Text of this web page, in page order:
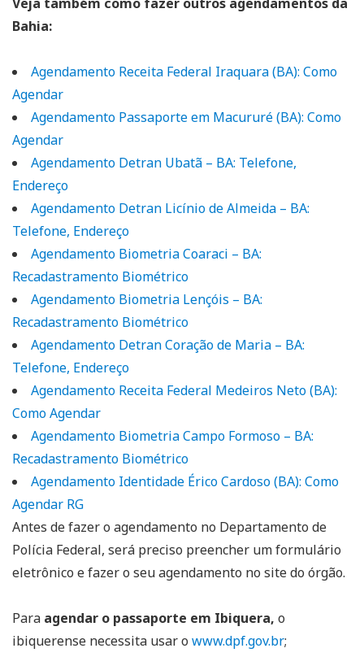
Bahia:
Agendamento Receita Federal Iraquara (BA): Como
Agendar
Agendamento Passaporte em Macururé (BA): Como
Agendar
Agendamento Detran Ubatã – BA: Telefone,
Endereço
Agendamento Detran Licínio de Almeida – BA:
Telefone, Endereço
Agendamento Biometria Coaraci – BA:
Recadastramento Biométrico
Agendamento Biometria Lençóis – BA:
Recadastramento Biométrico
Agendamento Detran Coração de Maria – BA:
Telefone, Endereço
Agendamento Receita Federal Medeiros Neto (BA):
Como Agendar
Agendamento Biometria Campo Formoso – BA:
Recadastramento Biométrico
Agendamento Identidade Érico Cardoso (BA): Como
Agendar RG
Antes de fazer o agendamento no Departamento de
Polícia Federal, será preciso preencher um formulário
eletrônico e fazer o seu agendamento no site do órgão.
Para agendar o passaporte em Ibiquera, o
ibiquerense necessita usar o www.dpf.gov.br;